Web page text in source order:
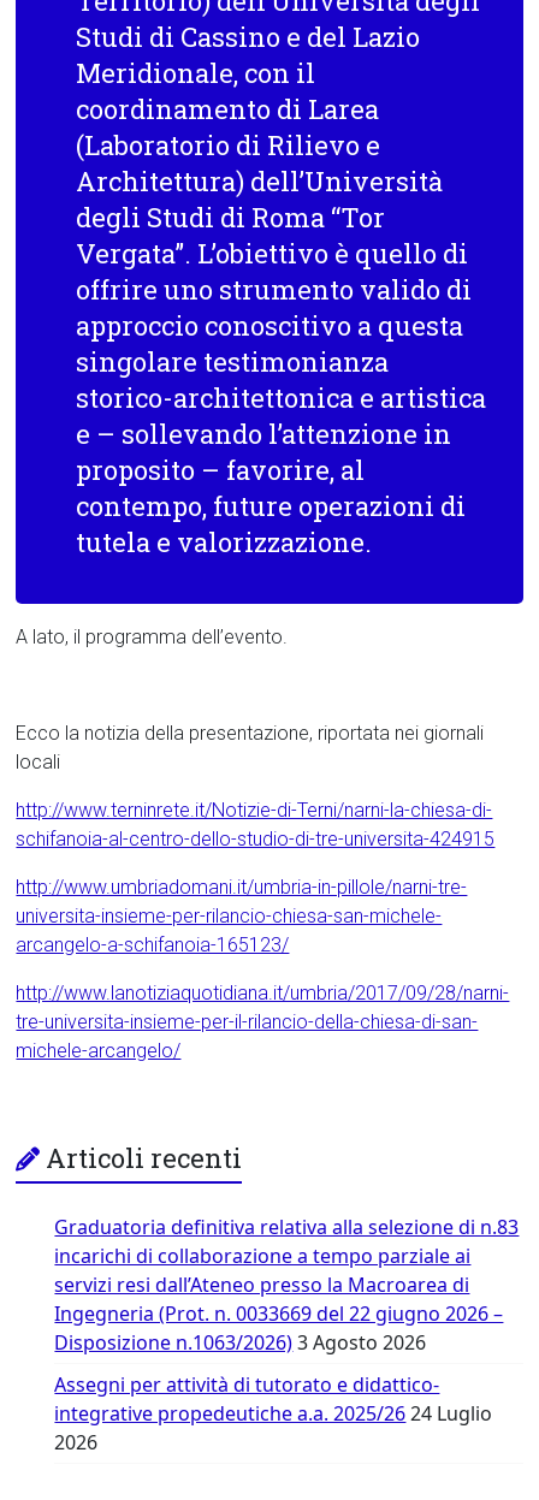
Studi di Cassino e del Lazio
Meridionale, con il
coordinamento di Larea
(Laboratorio di Rilievo e
Architettura) dell’Università
degli Studi di Roma “Tor
Vergata”. L’obiettivo è quello di
offrire uno strumento valido di
approccio conoscitivo a questa
singolare testimonianza
storico-architettonica e artistica
e – sollevando l’attenzione in
proposito – favorire, al
contempo, future operazioni di
tutela e valorizzazione.
A lato, il programma dell’evento.
Ecco la notizia della presentazione, riportata nei giornali
locali
http://www.terninrete.it/Notizie-di-Terni/narni-la-chiesa-di-
schifanoia-al-centro-dello-studio-di-tre-universita-424915
http://www.umbriadomani.it/umbria-in-pillole/narni-tre-
universita-insieme-per-rilancio-chiesa-san-michele-
arcangelo-a-schifanoia-165123/
http://www.lanotiziaquotidiana.it/umbria/2017/09/28/narni-
tre-universita-insieme-per-il-rilancio-della-chiesa-di-san-
michele-arcangelo/
Articoli recenti
Graduatoria definitiva relativa alla selezione di n.83
incarichi di collaborazione a tempo parziale ai
servizi resi dall’Ateneo presso la Macroarea di
Ingegneria (Prot. n. 0033669 del 22 giugno 2026 –
Disposizione n.1063/2026) 3 Agosto 2026
Assegni per attività di tutorato e didattico-
integrative propedeutiche a.a. 2025/26 24 Luglio
2026